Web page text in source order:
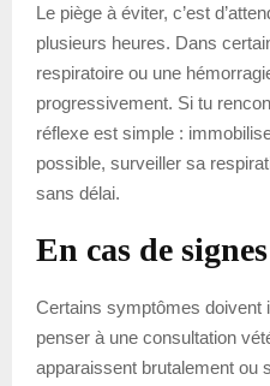
Le piège à éviter, c’est
plusieurs heures. Dans
respiratoire ou une
progressivement. Si tu
réflexe est simple :
possible, surveiller sa
sans délai.
En cas de
Certains symptômes doivent
penser à une consultation
apparaissent brutalement ou